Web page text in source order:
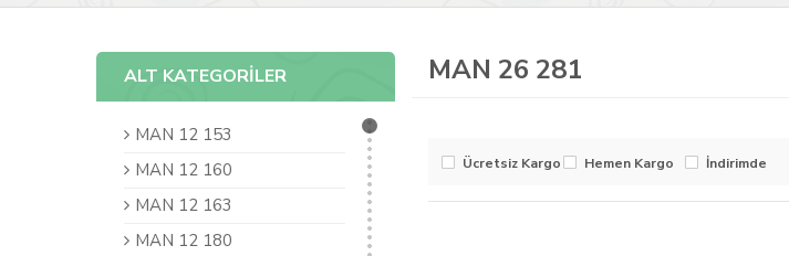
ALT KATEGORİLER
MAN 12 153
MAN 12 160
MAN 12 163
MAN 12 180
MAN 26 281
Ücretsiz Kargo Hemen Kargo İndirimde